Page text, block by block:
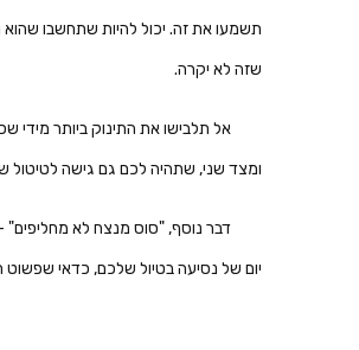
תשמעו את זה. יכול להיות שתחשבו
שזה לא יקרה.
אל תלבישו את התינוק ביותר מידי
ומצד שני, שתהיה לכם גם גישה לטיטול
דבר נוסף, "סוס מנצח לא מחליפים"
יום של נסיעה בטיול שלכם, כדאי